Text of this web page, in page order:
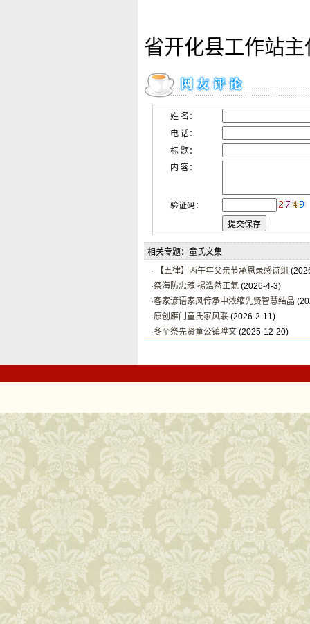
省开化县工作站
姓 名：
电 话：
标 题：
内 容：
验证码：
相关专题：童氏文集
· 【五律】丙午年父亲节承恩录感诗组
·祭海防忠魂 揚浩然正氣(2026-4-3)
·客家谚语家风传承中浓缩先贤智慧结晶
·原创雁门童氏家风联(2026-2-11)
·冬至祭先贤童公镇陞文(2025-12-20)